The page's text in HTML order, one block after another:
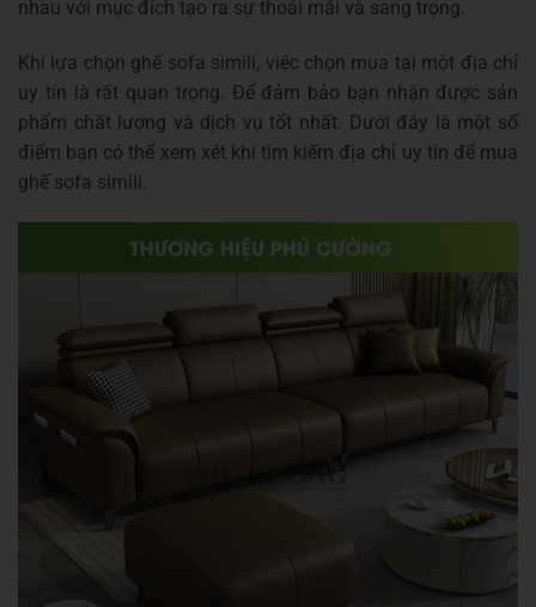
nhau với mục đích tạo ra sự thoải mái và sang trọng.
Khi lựa chọn ghế sofa simili, việc chọn mua tại một địa chỉ
uy tín là rất quan trọng. Để đảm bảo bạn nhận được sản
phẩm chất lượng và dịch vụ tốt nhất. Dưới đây là một số
điểm bạn có thể xem xét khi tìm kiếm địa chỉ uy tín để mua
ghế sofa simili.